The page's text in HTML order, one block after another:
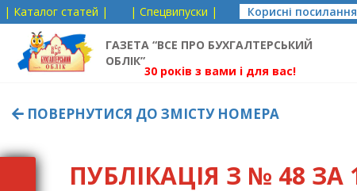
| Каталог статей | | Спецвипуски | Корисні посилання
ГАЗЕТА “ВСЕ ПРО БУХГАЛТЕРСЬКИЙ
ОБЛІК”
30 років з вами і для вас!
ПОВЕРНУТИСЯ ДО ЗМІСТУ НОМЕРА
ПУБЛІКАЦІЯ З № 48 ЗА